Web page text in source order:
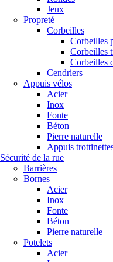
Jeux
Propreté
Corbeilles
Corbeilles
Corbeilles
Corbeilles
Cendriers
Appuis vélos
Acier
Inox
Fonte
Béton
Pierre naturelle
Appuis
Sécurité de la rue
Barrières
Bornes
Acier
Inox
Fonte
Béton
Pierre naturelle
Potelets
Acier